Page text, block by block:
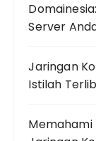
Server
Jaringan
Istilah
Memahami